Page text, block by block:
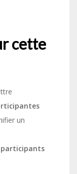
cette
un